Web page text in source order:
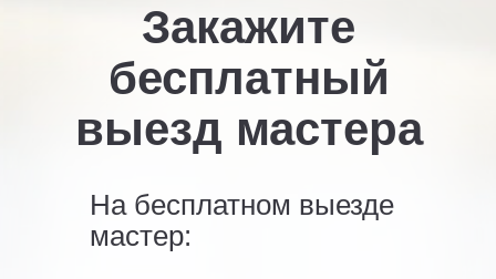
Закажите
бесплатный
выезд мастера
На бесплатном выезде
мастер: